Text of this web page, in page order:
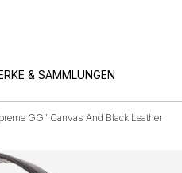
& SAMMLUNGEN
GG" Canvas And Black Leather